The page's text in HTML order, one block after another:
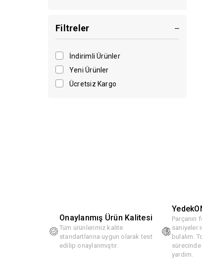
Filtreler
İndirimli Ürünler
Yeni Ürünler
Ücretsiz Kargo
Onaylanmış Ürün Kalitesi
Tüm ürünlerimiz kalite
standartlarına uygun olarak test
edilip onaylanmıştır.
Parçanın
saniyeler
bulalım.
sürecinde
yardım.